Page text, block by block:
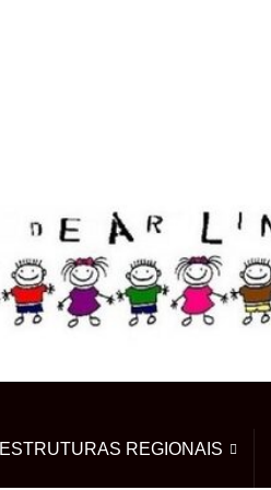
ESTRUTURAS REGIONAIS